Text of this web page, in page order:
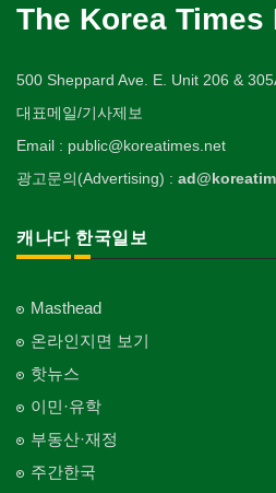
The Korea Times
500 Sheppard Ave. E. Unit 206 &
대표메일/기사제보
Email : public@koreatimes.net
광고문의(Advertising) :
캐나다 한국일보
Masthead
온라인지면 보기
핫뉴스
이민·유학
부동산·재정
주간한국